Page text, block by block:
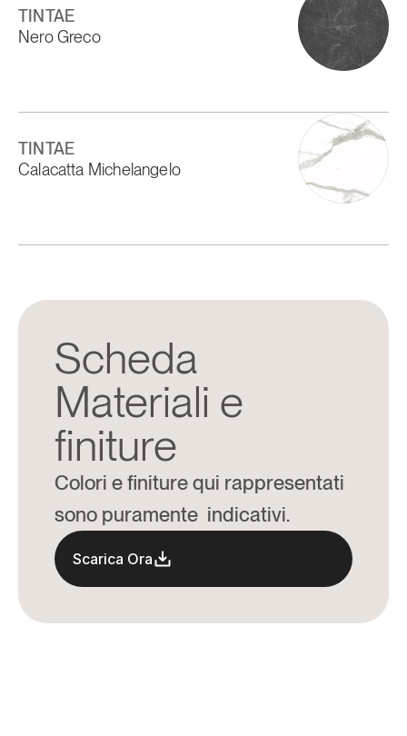
TINTAE
Nero Greco
TINTAE
Calacatta Michelangelo
Scheda
Materiali e
finiture
Colori e finiture qui rappresentati
sono puramente  indicativi.
Scarica Ora